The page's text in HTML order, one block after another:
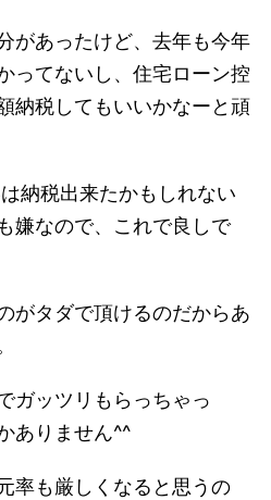
があったけど、去年も今年
ってないし、住宅ローン控
納税してもいいかなーと頑
納税出来たかもしれない
嫌なので、これで良しで
がタダで頂けるのだからあ
ガッツリもらっちゃっ
ありません^^
率も厳しくなると思うの